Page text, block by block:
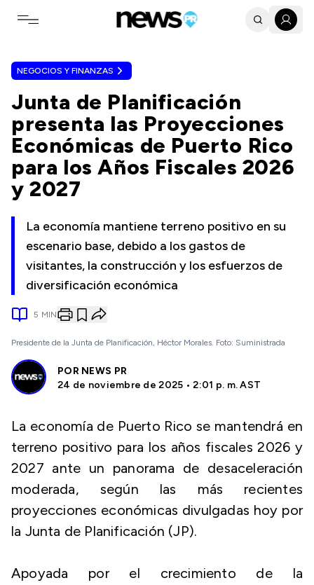
Toggle navigation menu
NEGOCIOS Y FINANZAS
Junta de Planificación
presenta las Proyecciones
Económicas de Puerto Rico
para los Años Fiscales 2026
y 2027
La economía mantiene terreno positivo en su
escenario base, debido a los gastos de
visitantes, la construcción y los esfuerzos de
diversificación económica
5 MIN
Presidente de la Junta de Planificación, Héctor Morales. Foto: Suministrada
POR NEWS PR
24 de noviembre de 2025 • 2:01 p. m. AST
La economía de Puerto Rico se mantendrá en
terreno positivo para los años fiscales 2026 y
2027 ante un panorama de desaceleración
moderada, según las más recientes
proyecciones económicas divulgadas hoy por
la Junta de Planificación (JP).
Apoyada por el crecimiento de la